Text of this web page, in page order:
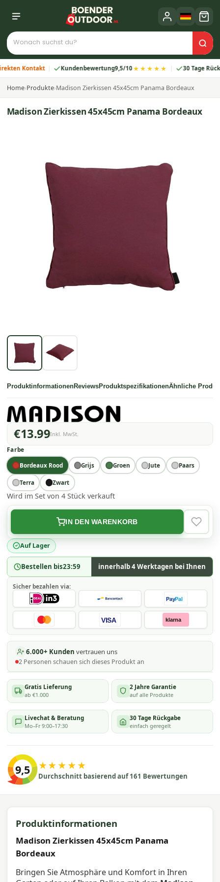
Kontakt Kundenbewertung9,5/10★★★★★ 30 Tage Rückgabe
Home›Produkte›Madison Zierkissen 45x45cm Panama Bordeaux
Madison Zierkissen 45x45cm Panama Bordeaux
ProduktinformationenReviewsProduktspezifikationenÄhnliche
€13.99Inkl. MwSt.
Auf Lager
Bestellen bis23:59 innerhalb 4 Werktagen bei Ihnen
Farbe
Bordeaux Rood Grijs Groen Jute Paars
Terra Zwart
Wird im Set von 4 Stück verkauft
IN DEN WARENKORB
Sicher bezahlen via:
PayPal
VISA klarna
6.000+ Kunden vertrauen uns
2 Personen schauen sich dieses Produkt an
Gratis Lieferung
ab €1.000
2 Jahre Garantie
auf alle Produkte
Livechat & Beratung
Mo–Fr 9:00–17:30
30 Tage Rückgabe
einfach geregelt
9,5 ★★★★★
Durchschnitt basierend auf 161 Bewertungen
Produktinformationen
Madison Zierkissen 45x45cm Panama
Bordeaux
Bringen Sie Atmosphäre und Komfort in Ihren